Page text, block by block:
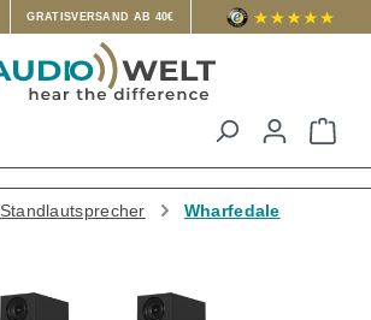
GRATISVERSAND AB 40€
Standlautsprecher Wharfedale